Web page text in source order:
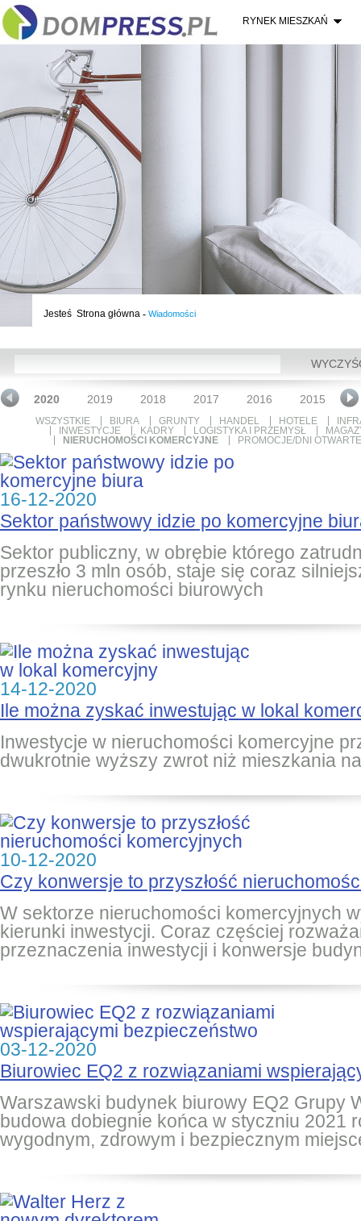
RYNEK MIESZKAŃ
Jesteś Strona główna - Wiadomości
2020 2019 2018 2017 2016 2015
WSZYSTKIE BIURA GRUNTY HANDEL HOTELE
INWESTYCJE
KADRY LOGISTYKA I PRZEMYSŁ
NIERUCHOMOŚCI KOMERCYJNE
PROMOCJE/DNI OTWARTE
16-12-2020
Sektor państwowy idzie po komercyjne
Sektor publiczny, w obrębie którego
przeszło 3 mln osób, staje się coraz
rynku nieruchomości biurowych
14-12-2020
Ile można zyskać inwestując w lokal
Inwestycje w nieruchomości komercyjne
dwukrotnie wyższy zwrot niż mieszkania
10-12-2020
Czy konwersje to przyszłość
W sektorze nieruchomości komercyjnych
kierunki inwestycji. Coraz częściej
przeznaczenia inwestycji i konwersje
03-12-2020
Biurowiec EQ2 z rozwiązaniami
Warszawski budynek biurowy EQ2 Grupy
budowa dobiegnie końca w styczniu 2021
wygodnym, zdrowym i bezpiecznym